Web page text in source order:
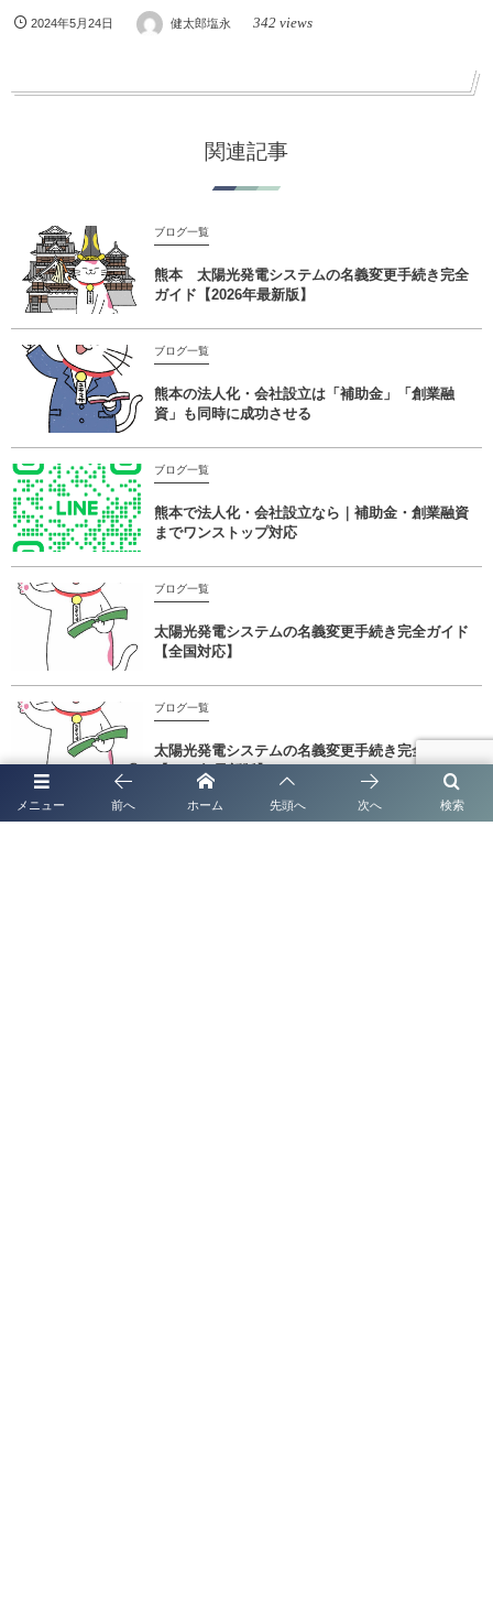
2024年5月24日 健太郎塩永 342 views
関連記事
ブログ一覧
熊本 太陽光発電システムの名義変更手続き完全
ガイド【2026年最新版】
ブログ一覧
熊本の法人化・会社設立は「補助金」「創業融
資」も同時に成功させる
ブログ一覧
熊本で法人化・会社設立なら｜補助金・創業融資
までワンストップ対応
ブログ一覧
太陽光発電システムの名義変更手続き完全ガイド
【全国対応】
ブログ一覧
太陽光発電システムの名義変更手続き完全ガイド
【2026年最新版】
メニュー 検索
前へ ホーム 先頭へ 次へ